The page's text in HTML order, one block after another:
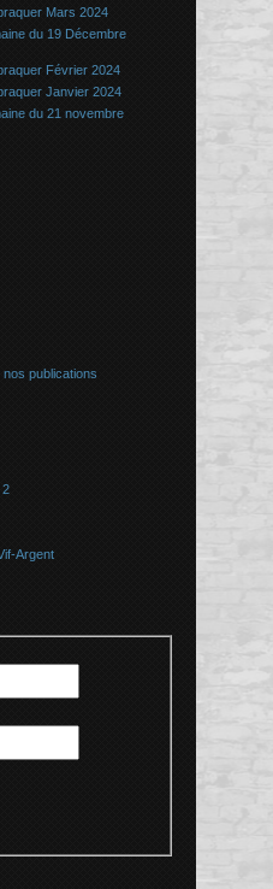
Mars 2024
du 19 Décembre
Février 2024
Janvier 2024
du 21 novembre
publications
2
Argent